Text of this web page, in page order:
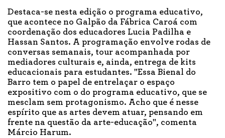
Destaca-se nesta edição o programa educativo,
que acontece no Galpão da Fábrica Caroá com
coordenação dos educadores Lucia Padilha e
Hassan Santos. A programação envolve rodas de
conversas semanais, tour acompanhada por
mediadores culturais e, ainda, entrega de kits
educacionais para estudantes. "Essa Bienal do
Barro tem o papel de entrelaçar o espaço
expositivo com o do programa educativo, que se
mesclam sem protagonismo. Acho que é nesse
espírito que as artes devem atuar, pensando em
frente na questão da arte-educação", comenta
Márcio Harum.